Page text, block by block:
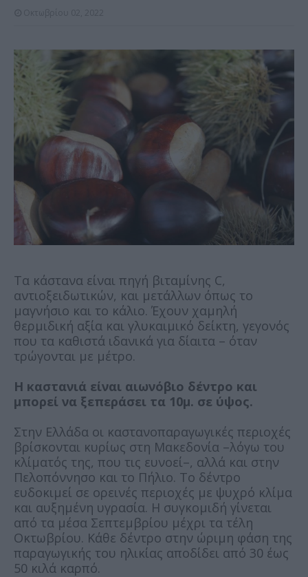
Τα κάστανα είναι πηγή βιταμίνης C,
αντιοξειδωτικών, και μετάλλων όπως το
μαγνήσιο και το κάλιο. Έχουν χαμηλή
θερμιδική αξία και γλυκαιμικό δείκτη, γεγονός
που τα καθιστά ιδανικά για δίαιτα – όταν
τρώγονται με μέτρο.
Η καστανιά είναι αιωνόβιο δέντρο και
μπορεί να ξεπεράσει τα 10μ. σε ύψος.
Στην Ελλάδα οι καστανοπαραγωγικές περιοχές
βρίσκονται κυρίως στη Μακεδονία –λόγω του
κλίματός της, που τις ευνοεί–, αλλά και στην
Πελοπόννησο και το Πήλιο. Το δέντρο
ευδοκιμεί σε ορεινές περιοχές με ψυχρό κλίμα
και αυξημένη υγρασία. Η συγκομιδή γίνεται
από τα μέσα Σεπτεμβρίου μέχρι τα τέλη
Οκτωβρίου. Κάθε δέντρο στην ώριμη φάση της
παραγωγικής του ηλικίας αποδίδει από 30 έως
50 κιλά καρπό.